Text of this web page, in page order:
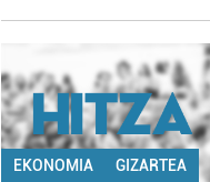
EKONOMIA GIZARTEA